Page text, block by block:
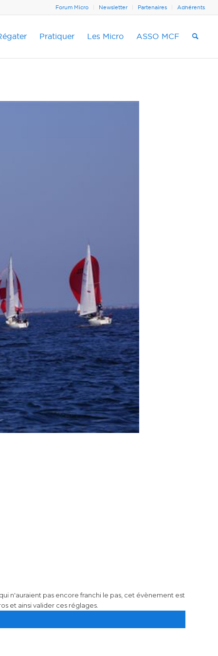
Forum Micro Newsletter Partenaires Adhérents
Pratiquer Les Micro ASSO MCF
n'auraient pas encore franchi le pas, cet évènement est
et ainsi valider ces réglages.